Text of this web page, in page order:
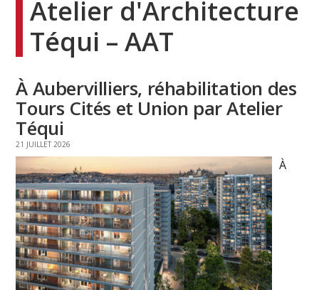
Atelier d'Architecture
Téqui – AAT
À Aubervilliers, réhabilitation des
Tours Cités et Union par Atelier
Téqui
21 JUILLET 2026
À